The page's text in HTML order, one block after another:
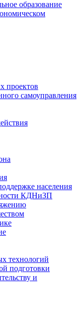
образование
проектов
самоуправления
населения
КДНиЗП
технологий
подготовки
и